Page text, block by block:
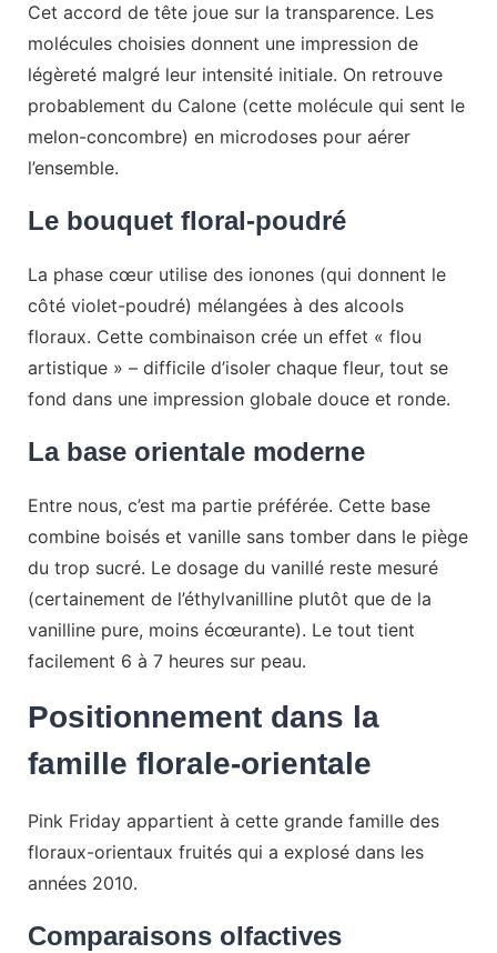
Cet accord de tête joue sur la transparence. Les
molécules choisies donnent une impression de
légèreté malgré leur intensité initiale. On retrouve
probablement du Calone (cette molécule qui sent le
melon-concombre) en microdoses pour aérer
l’ensemble.
Le bouquet floral-poudré
La phase cœur utilise des ionones (qui donnent le
côté violet-poudré) mélangées à des alcools
floraux. Cette combinaison crée un effet « flou
artistique » – difficile d’isoler chaque fleur, tout se
fond dans une impression globale douce et ronde.
La base orientale moderne
Entre nous, c’est ma partie préférée. Cette base
combine boisés et vanille sans tomber dans le piège
du trop sucré. Le dosage du vanillé reste mesuré
(certainement de l’éthylvanilline plutôt que de la
vanilline pure, moins écœurante). Le tout tient
facilement 6 à 7 heures sur peau.
Positionnement dans la
famille florale-orientale
Pink Friday appartient à cette grande famille des
floraux-orientaux fruités qui a explosé dans les
années 2010.
Comparaisons olfactives